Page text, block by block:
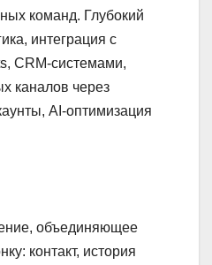
команд. Глубокий
интеграция с
CRM-системами,
каналов через
AI-оптимизация
объединяющее
контакт, история